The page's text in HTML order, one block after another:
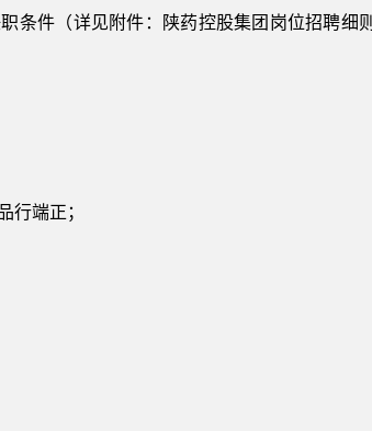
条件（详见附件：陕药控股集团岗位招聘细
行端正；